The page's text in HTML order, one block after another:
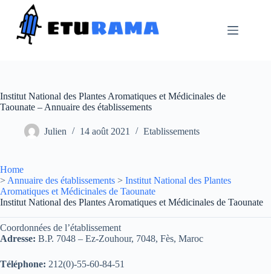
contenu
Institut National des Plantes Aromatiques et Médicinales de
Taounate – Annuaire des établissements
Julien 14 août 2021 Etablissements
Home
> Annuaire des établissements > Institut National des Plantes
Aromatiques et Médicinales de Taounate
Institut National des Plantes Aromatiques et Médicinales de Taounate
Coordonnées de l’établissement
Adresse: B.P. 7048 – Ez-Zouhour, 7048, Fès, Maroc
Téléphone: 212(0)-55-60-84-51